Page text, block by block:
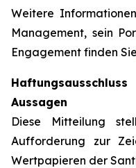
Weitere
Management, sein
Engagement finden Sie
Aussagen
Diese Mitteilung
Aufforderung zur
Wertpapieren der